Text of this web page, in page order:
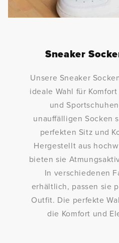
Sneaker
Unsere Sneaker
ideale Wahl für
und
unauffälligen Socken
perfekten Sitz und
Hergestellt aus
bieten sie
In verschiedenen
erhältlich, passen sie
Outfit. Die perfekte
die Komfort und